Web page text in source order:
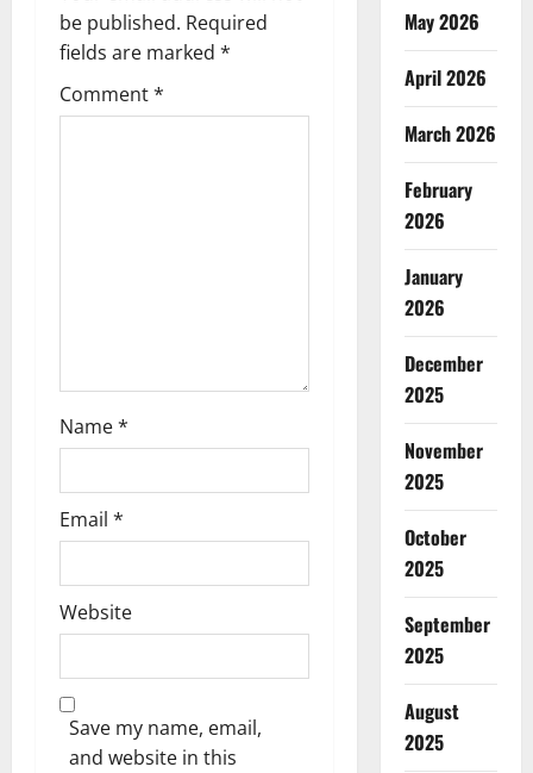
i
g
a
be published. Required
fields are marked *
Comment*
Name*
Email *
Website
Save my name, email,
and website in this
May 2026
April 2026
March 2026
February
2026
January
2026
December
2025
November
2025
October
2025
September
2025
August
2025